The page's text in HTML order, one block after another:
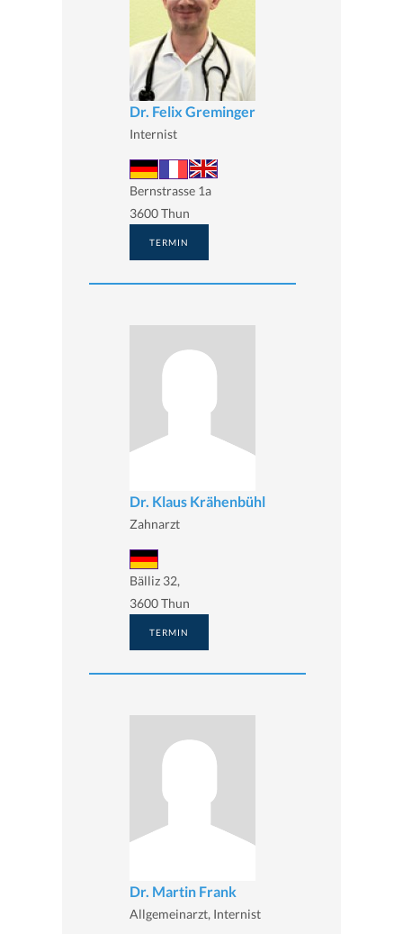
Dr. Felix Greminger
Internist
Bernstrasse 1a
3600 Thun
TERMIN
Dr. Klaus Krähenbühl
Zahnarzt
Bälliz 32,
3600 Thun
TERMIN
Dr. Martin Frank
Allgemeinarzt, Internist